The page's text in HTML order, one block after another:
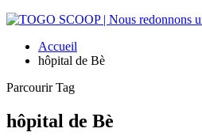
Accueil
hôpital de Bè
Parcourir Tag
hôpital de Bè